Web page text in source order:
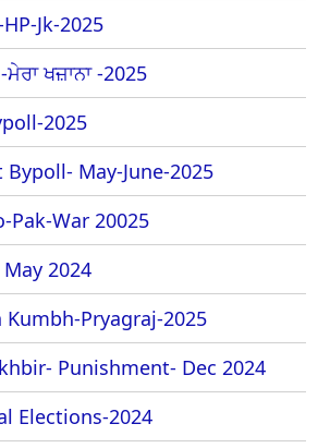
Jk-2025
ਖਜ਼ਾਨਾ -2025
2025
May-June-2025
Pak-War 20025
2024
Pryagraj-2025
Punishment- Dec 2024
Elections-2024